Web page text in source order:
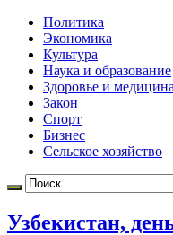
Политика
Экономика
Культура
Наука и образование
Здоровье и медицина
Закон
Спорт
Бизнес
Сельское хозяйство
Узбекистан,